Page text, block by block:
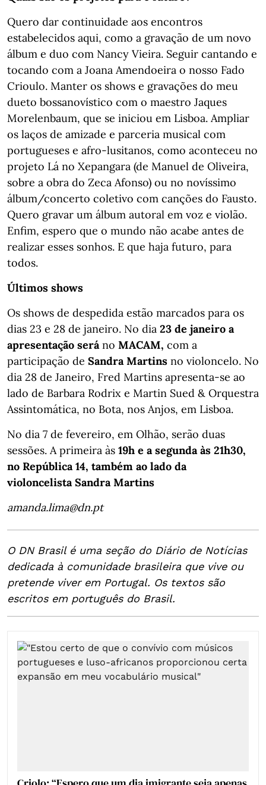
Quero dar continuidade aos encontros
estabelecidos aqui, como a gravação de um novo
álbum e duo com Nancy Vieira. Seguir cantando e
tocando com a Joana Amendoeira o nosso Fado
Crioulo. Manter os shows e gravações do meu
dueto bossanovístico com o maestro Jaques
Morelenbaum, que se iniciou em Lisboa. Ampliar
os laços de amizade e parceria musical com
portugueses e afro-lusitanos, como aconteceu no
projeto Lá no Xepangara (de Manuel de Oliveira,
sobre a obra do Zeca Afonso) ou no novíssimo
álbum/concerto coletivo com canções do Fausto.
Quero gravar um álbum autoral em voz e violão.
Enfim, espero que o mundo não acabe antes de
realizar esses sonhos. E que haja futuro, para
todos.
Últimos shows
Os shows de despedida estão marcados para os
dias 23 e 28 de janeiro. No dia 23 de janeiro a
apresentação seráno MACAM, com a
participação de Sandra Martins no violoncelo. No
dia 28 de Janeiro, Fred Martins apresenta-se ao
lado de Barbara Rodrix e Martin Sued & Orquestra
Assintomática, no Bota, nos Anjos, em Lisboa.
No dia 7 de fevereiro, em Olhão, serão duas
sessões. A primeira às 19h e a segunda às 21h30,
no República 14, também ao lado da
violoncelista Sandra Martins
amanda.lima@dn.pt
O DN Brasil é uma seção do Diário de Notícias
dedicada à comunidade brasileira que vive ou
pretende viver em Portugal. Os textos são
escritos em português do Brasil.